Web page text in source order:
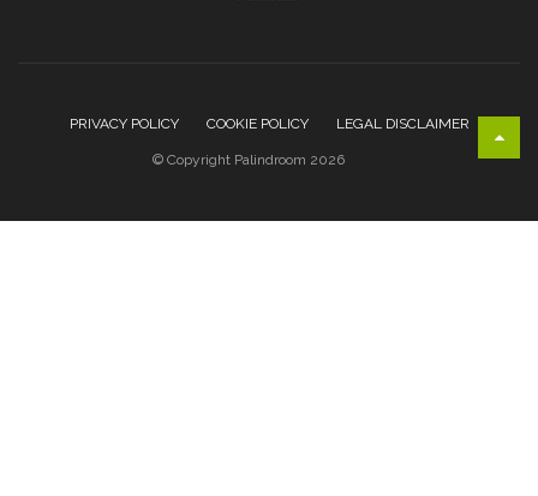
PRIVACY POLICY COOKIE POLICY LEGAL DISCLAIMER
© Copyright Palindroom 2026